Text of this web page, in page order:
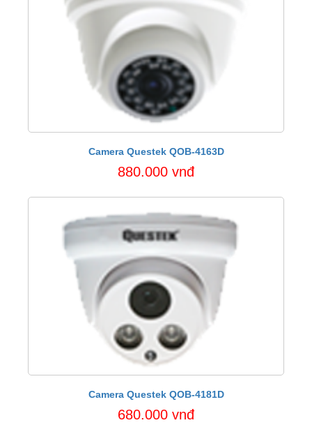
Camera Questek QOB-4163D
880.000 vnđ
Camera Questek QOB-4181D
680.000 vnđ